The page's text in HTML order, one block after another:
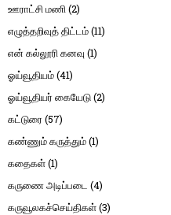
ஊராட்சி மணி(2)
எழுத்தறிவுத் திட்டம்(11)
என் கல்லூரி கனவு (1)
ஓய்வூதியம்(41)
ஓய்வூதியர் கையேடு(2)
கட்டுரை (57)
கண்ணும் கருத்தும்(1)
கதைகள்(1)
கருணை அடிப்படை (4)
கருவூலகச்செய்திகள்(3)